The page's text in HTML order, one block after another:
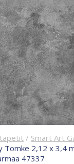
/ Smart Art
Tomke 2,12 x 3,4
47337